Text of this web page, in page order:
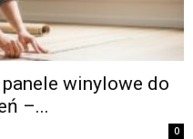
winylowe do
–...
0